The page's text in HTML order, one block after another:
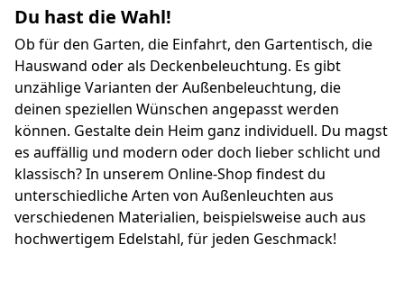
Du hast die Wahl!
Ob für den Garten, die Einfahrt, den Gartentisch, die
Hauswand oder als Deckenbeleuchtung. Es gibt
unzählige Varianten der Außenbeleuchtung, die
deinen speziellen Wünschen angepasst werden
können. Gestalte dein Heim ganz individuell. Du magst
es auffällig und modern oder doch lieber schlicht und
klassisch? In unserem Online-Shop findest du
unterschiedliche Arten von Außenleuchten aus
verschiedenen Materialien, beispielsweise auch aus
hochwertigem Edelstahl, für jeden Geschmack!